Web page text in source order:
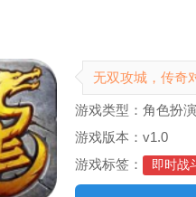
无双攻城，传奇
游戏类型：角色扮演
游戏版本：v1.0
游戏标签：
即时战